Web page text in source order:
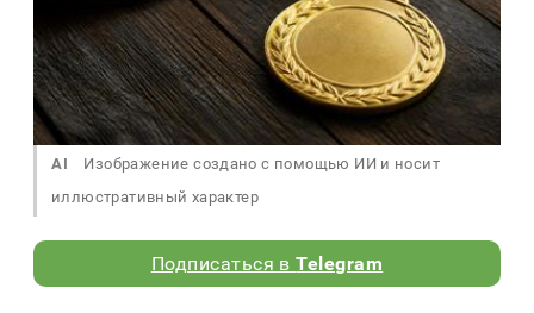
AI
Изображение создано с помощью ИИ и носит
иллюстративный характер
Подписаться вTelegram